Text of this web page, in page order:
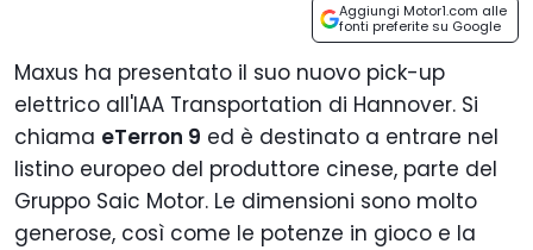
Aggiungi Motor1.com alle
fonti preferite su Google
Maxus ha presentato il suo nuovo pick-up
elettrico all'IAA Transportation di Hannover. Si
chiama eTerron 9 ed è destinato a entrare nel
listino europeo del produttore cinese, parte del
Gruppo Saic Motor. Le dimensioni sono molto
generose, così come le potenze in gioco e la